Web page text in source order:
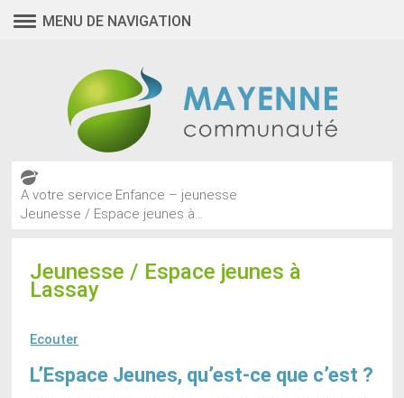
MENU DE NAVIGATION
A votre service Enfance – jeunesse
Jeunesse / Espace jeunes à...
Jeunesse / Espace jeunes à
Lassay
Ecouter
L’Espace Jeunes, qu’est-ce que c’est ?